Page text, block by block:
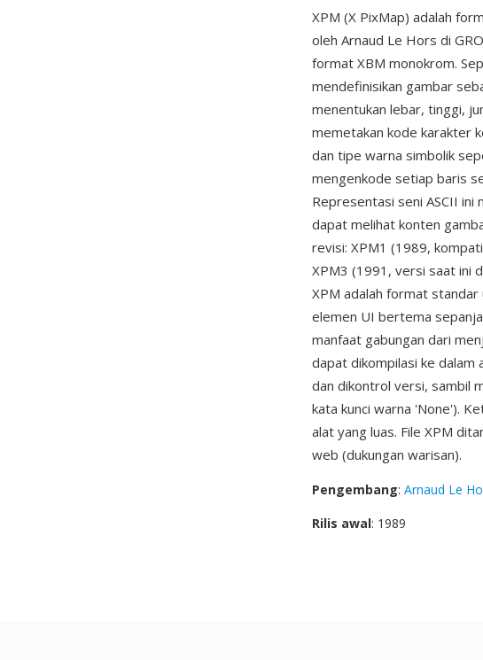
XPM (X PixMap) adalah
oleh Arnaud Le Hors di
format XBM monokrom.
mendefinisikan gambar
menentukan lebar, tinggi,
memetakan kode karakter
dan tipe warna simbolik
mengenkode setiap baris
Representasi seni ASCII
dapat melihat konten
revisi: XPM1 (1989,
XPM3 (1991, versi saat ini
XPM adalah format
elemen UI bertema
manfaat gabungan dari
dapat dikompilasi ke
dan dikontrol versi, sambil
kata kunci warna 'None').
alat yang luas. File XPM
web (dukungan warisan).
Pengembang: Arnaud Le
Rilis awal: 1989